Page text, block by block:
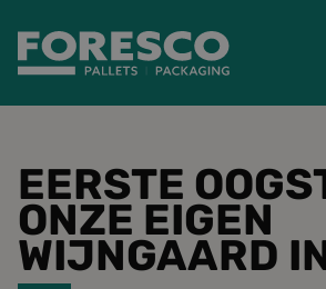
COLLECT, REPAIR & RE-USE
PACKAGING
EERSTE
ONZE EIGEN
WIJNGAARD